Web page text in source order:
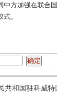
方加强在联合
。
共和国驻科威